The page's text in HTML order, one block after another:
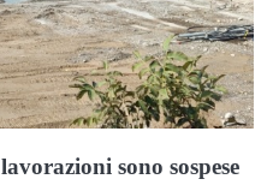
lavorazioni sono sospese